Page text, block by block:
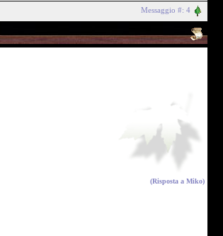
Messaggio #: 4
(Risposta a Miko)